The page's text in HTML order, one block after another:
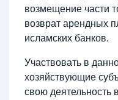
возмещение части
возврат арендных
исламских банков.
Участвовать в
хозяйствующие
свою деятельность